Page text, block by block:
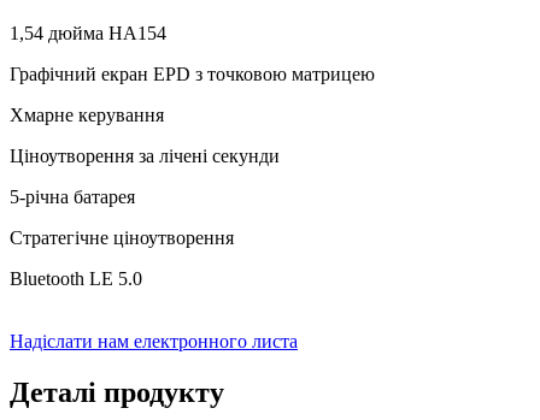
1,54 дюйма HA154
Графічний екран EPD з точковою матрицею
Хмарне керування
Ціноутворення за лічені секунди
5-річна батарея
Стратегічне ціноутворення
Bluetooth LE 5.0
Надіслати нам електронного листа
Деталі продукту